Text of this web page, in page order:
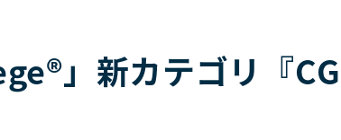
」新カテゴリ『